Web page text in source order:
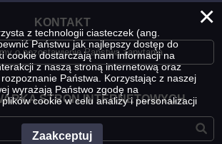
KONTAKT
o pozostawienie Państwa zapytania
STRON INTERNETOWYCH
×
z technologii ciasteczek (ang.
Państwu jak najlepszy dostęp do
cookie dostarczają nam informacji na
z naszą stroną internetową oraz
Państwa. Korzystając z naszej
wyrażają Państwo zgodę na
cookie w celu analizy i personalizacji
Zaakceptuj